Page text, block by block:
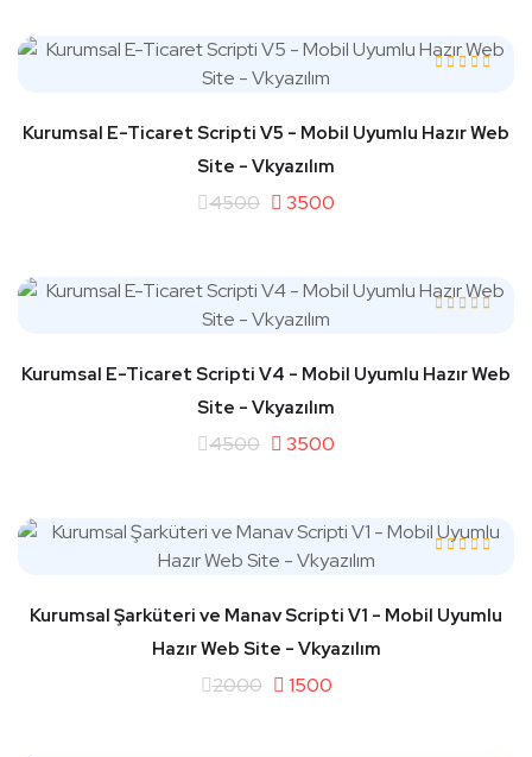
Kurumsal E-Ticaret Scripti V5 - Mobil Uyumlu Hazır Web
Site - Vkyazılım
4500 3500
Kurumsal E-Ticaret Scripti V4 - Mobil Uyumlu Hazır Web
Site - Vkyazılım
4500 3500
Kurumsal Şarküteri ve Manav Scripti V1 - Mobil Uyumlu
Hazır Web Site - Vkyazılım
2000 1500